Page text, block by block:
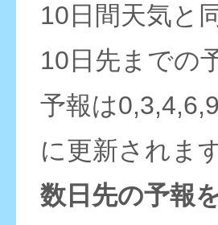
10日間天気と
10日先までの
予報は
に更新されます
数日先の予報